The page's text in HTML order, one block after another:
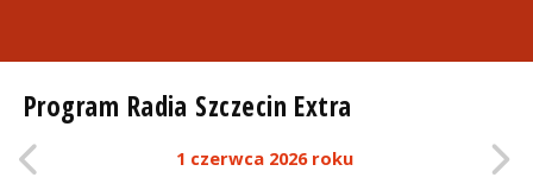
Program Radia Szczecin Extra
1 czerwca 2026 roku